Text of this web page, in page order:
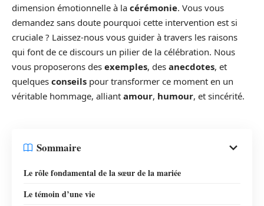
dimension émotionnelle à la cérémonie. Vous vous
demandez sans doute pourquoi cette intervention est si
cruciale ? Laissez-nous vous guider à travers les raisons
qui font de ce discours un pilier de la célébration. Nous
vous proposerons des exemples, des anecdotes, et
quelques conseils pour transformer ce moment en un
véritable hommage, alliant amour, humour, et sincérité.
Sommaire
Le rôle fondamental de la sœur de la mariée
Le témoin d’une vie